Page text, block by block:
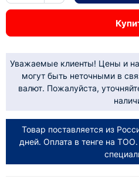
Уважаемые клиенты! Цены и
могут быть неточными в
валют. Пожалуйста,
Товар поставляется из
дней. Оплата в тенге на